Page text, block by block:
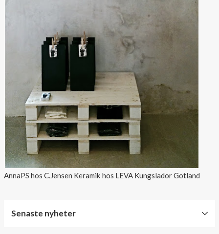
AnnaPS hos C.Jensen Keramik hos LEVA Kungslador Gotland
Senaste nyheter